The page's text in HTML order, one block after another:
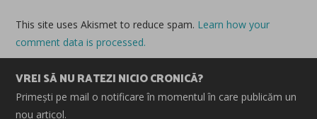
This site uses Akismet to reduce spam. Learn how your
comment data is processed.
VREI SĂ NU RATEZI NICIO CRONICĂ?
Primești pe mail o notificare în momentul în care publicăm un
nou articol.